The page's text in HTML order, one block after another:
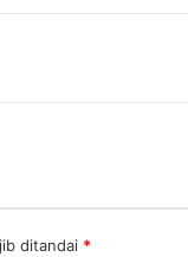
ditandai *